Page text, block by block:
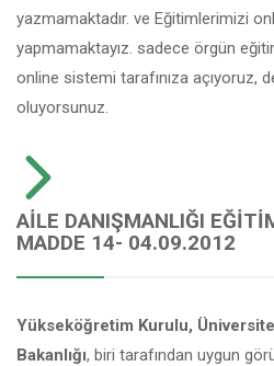
yazmamaktadır. ve Eğitimlerimizi
yapmamaktayız. sadece örgün
online sistemi tarafınıza açıyoruz,
oluyorsunuz.
AILE DANIŞMANLIĞI
MADDE 14- 04.09.2012
Yükseköğretim Kurulu,
Bakanlığı, biri tarafından uygun